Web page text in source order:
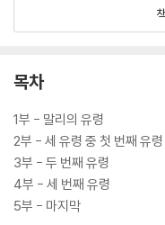
사인 스크루지 영감이 어떻
펴보자.
목차
1부 - 말리의 유령
2부 - 세 유령 중 첫 번째 유령
3부 - 두 번째 유령
4부 - 세 번째 유령
5부 - 마지막